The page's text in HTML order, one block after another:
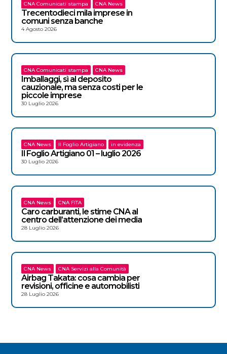
CNA Comunicati stampa CNA News
Trecentodieci mila imprese in
comuni senza banche
4 Agosto 2026
CNA Comunicati stampa CNA News
Imballaggi, sì al deposito
cauzionale, ma senza costi per le
piccole imprese
30 Luglio 2026
CNA News Il Foglio Artigiano in evidenza
Il Foglio Artigiano 01 – luglio 2026
30 Luglio 2026
CNA News CNA FITA
Caro carburanti, le stime CNA al
centro dell’attenzione dei media
28 Luglio 2026
CNA News CNA Servizi alla Comunità
Airbag Takata: cosa cambia per
revisioni, officine e automobilisti
28 Luglio 2026